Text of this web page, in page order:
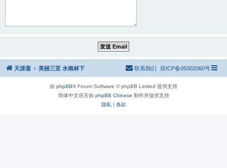
天涯斋 美丽三亚 水南林下 琼ICP备05002060号
联系我们
由 phpBB® Forum Software © phpBB Limited 提供支持
简体中文语言由 phpBB Chinese 制作并提供支持
隐私 | 条款